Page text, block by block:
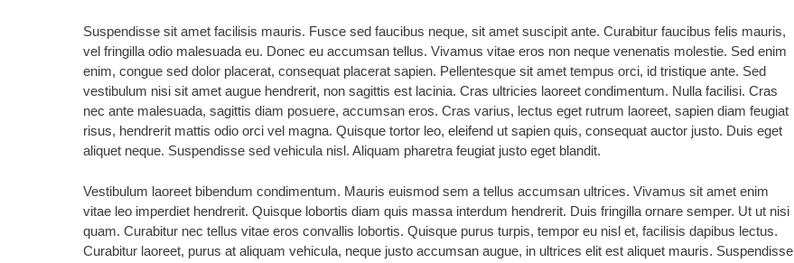
Suspendisse sit amet facilisis mauris. Fusce sed faucibus neque, sit amet suscipit ante. Curabitur faucibus felis mauris,
vel fringilla odio malesuada eu. Donec eu accumsan tellus. Vivamus vitae eros non neque venenatis molestie. Sed enim
enim, congue sed dolor placerat, consequat placerat sapien. Pellentesque sit amet tempus orci, id tristique ante. Sed
vestibulum nisi sit amet augue hendrerit, non sagittis est lacinia. Cras ultricies laoreet condimentum. Nulla facilisi. Cras
nec ante malesuada, sagittis diam posuere, accumsan eros. Cras varius, lectus eget rutrum laoreet, sapien diam feugiat
risus, hendrerit mattis odio orci vel magna. Quisque tortor leo, eleifend ut sapien quis, consequat auctor justo. Duis eget
aliquet neque. Suspendisse sed vehicula nisl. Aliquam pharetra feugiat justo eget blandit.
Vestibulum laoreet bibendum condimentum. Mauris euismod sem a tellus accumsan ultrices. Vivamus sit amet enim
vitae leo imperdiet hendrerit. Quisque lobortis diam quis massa interdum hendrerit. Duis fringilla ornare semper. Ut ut nisi
quam. Curabitur nec tellus vitae eros convallis lobortis. Quisque purus turpis, tempor eu nisl et, facilisis dapibus lectus.
Curabitur laoreet, purus at aliquam vehicula, neque justo accumsan augue, in ultrices elit est aliquet mauris. Suspendisse